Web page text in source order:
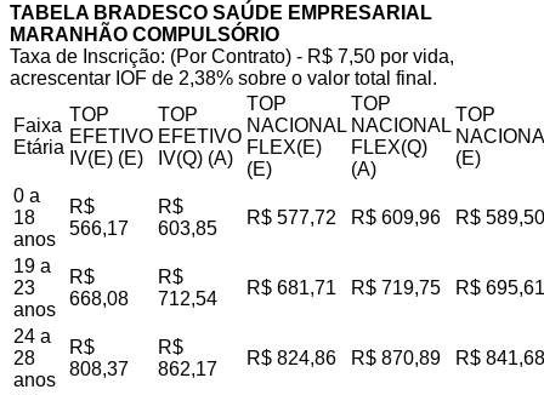
TABELA BRADESCO SAÚDE EMPRESARIAL
MARANHÃO COMPULSÓRIO
Taxa de Inscrição: (Por Contrato) - R$ 7,50 por vida,
acrescentar IOF de 2,38% sobre o valor total final.
Faixa
Etária
TOP
EFETIVO
IV(E) (E)
TOP
EFETIVO
IV(Q) (A)
TOP
NACIONAL
FLEX(E)
(E)
TOP
NACIONAL
FLEX(Q)
(A)
TOP
(E)
0 a
18
anos
R$
566,17
R$
603,85
R$ 577,72 R$ 609,96 R$ 589,50
19 a
23
anos
R$
668,08
R$
712,54
R$ 681,71 R$ 719,75 R$ 695,61
24 a
28
anos
R$
808,37
R$
862,17
R$ 824,86 R$ 870,89 R$ 841,68